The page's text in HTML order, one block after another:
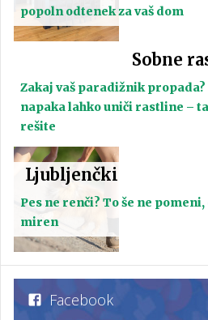
popoln odtenek za vaš dom
Sobne
Zakaj vaš paradižnik propada?
napaka lahko uniči rastline –
rešite
Ljubljenčki
Pes ne renči? To še ne pomeni,
miren
Facebook